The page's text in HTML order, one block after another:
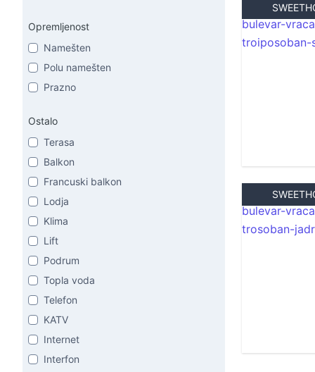
Opremljenost
Namešten
Polu namešten
Prazno
Ostalo
Terasa
Balkon
Francuski balkon
Lodja
Klima
Lift
Podrum
Topla voda
Telefon
KATV
Internet
Interfon